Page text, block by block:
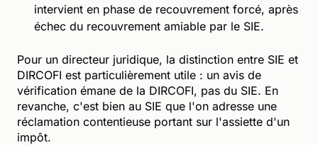
intervient en phase de recouvrement forcé, après
échec du recouvrement amiable par le SIE.
Pour un directeur juridique, la distinction entre SIE et
DIRCOFI est particulièrement utile : un avis de
vérification émane de la DIRCOFI, pas du SIE. En
revanche, c'est bien au SIE que l'on adresse une
réclamation contentieuse portant sur l'assiette d'un
impôt.